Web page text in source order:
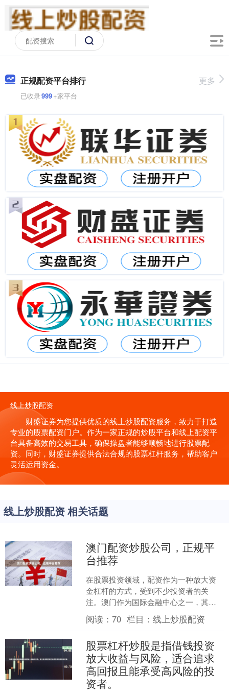
正规配资平台排行
已收录999+家平台
更多
线上炒股配资
财盛证券为您提供优质的线上炒股配资服务，致力于打造
专业的股票配资门户。作为一家正规的炒股平台和线上配资平
台具备高效的交易工具，确保操盘者能够顺畅地进行股票配
资。同时，财盛证券提供合法合规的股票杠杆服务，帮助客户
灵活运用资金。
线上炒股配资 相关话题
澳门配资炒股公司，正规平
台推荐
在股票投资领域，配资作为一种放大资
金杠杆的方式，受到不少投资者的关
注。澳门作为国际金融中心之一，其配
资炒股市场也吸引了部分投资者的目
光。然而，面对市场上众多的配....
阅读：70 栏目：线上炒股配资
股票杠杆炒股是指借钱投资
放大收益与风险，适合追求
高回报且能承受高风险的投
资者。